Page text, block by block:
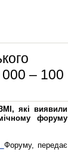
000 – 100
які виявили
форуму
Форуму, передає